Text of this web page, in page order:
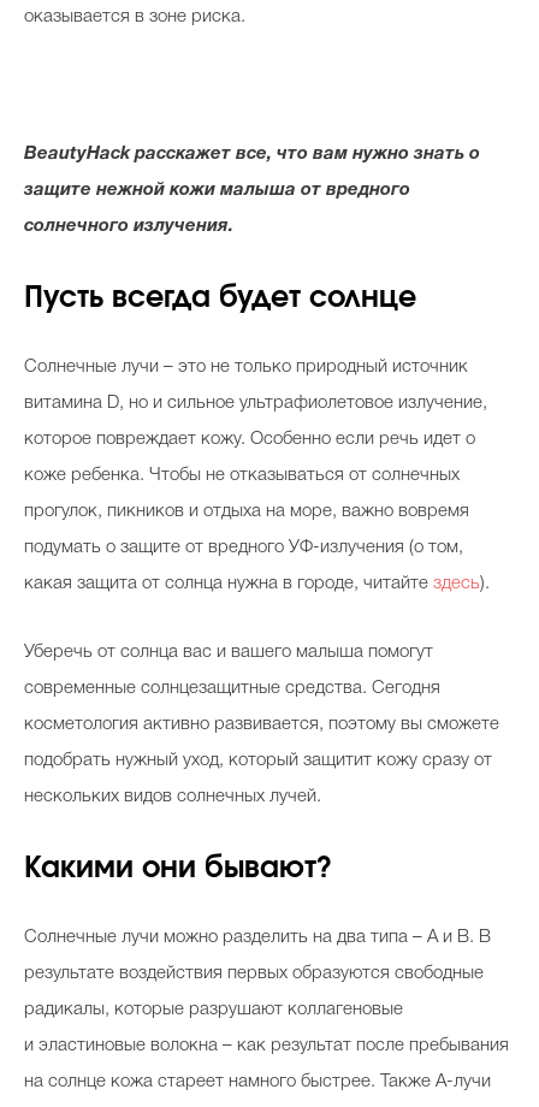
оказывается в зоне риска.
BeautyHack расскажет все, что вам нужно знать о
защите нежной кожи малыша от вредного
солнечного излучения.
Пусть всегда будет солнце
Солнечные лучи – это не только природный источник
витамина D, но и сильное ультрафиолетовое излучение,
которое повреждает кожу. Особенно если речь идет о
коже ребенка. Чтобы не отказываться от солнечных
прогулок, пикников и отдыха на море, важно вовремя
подумать о защите от вредного УФ-излучения (о том,
какая защита от солнца нужна в городе, читайте здесь).
Уберечь от солнца вас и вашего малыша помогут
современные солнцезащитные средства. Сегодня
косметология активно развивается, поэтому вы сможете
подобрать нужный уход, который защитит кожу сразу от
нескольких видов солнечных лучей.
Какими они бывают?
Солнечные лучи можно разделить на два типа – А и B. В
результате воздействия первых образуются свободные
радикалы, которые разрушают коллагеновые
и эластиновые волокна – как результат после пребывания
на солнце кожа стареет намного быстрее. Также А-лучи